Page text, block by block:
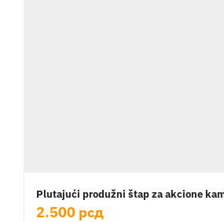
Plutajući produžni štap za akcione
2.500 рсд